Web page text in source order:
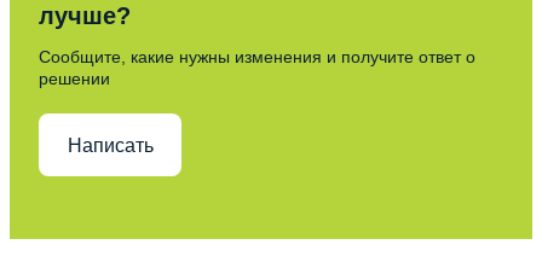
лучше?
Сообщите, какие нужны изменения и получите ответ о
решении
Написать